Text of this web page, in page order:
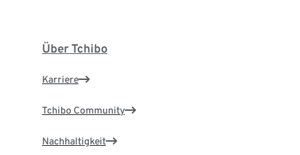
Über Tchibo
Karriere
Tchibo Community
Nachhaltigkeit